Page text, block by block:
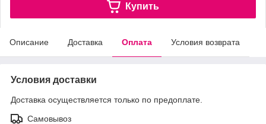
Купить
Описание Доставка Оплата Условия возврата
Условия доставки
Доставка осуществляется только по предоплате.
Самовывоз